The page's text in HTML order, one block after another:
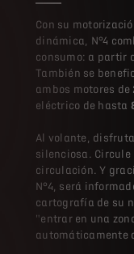
Con su
dinámica, N°4
consumo: a partir
También se
ambos motores de
eléctrico de hasta
Al volante,
silenciosa.
circulación. Y
N°4, será
cartografía de su
"entrar en una
automáticamente